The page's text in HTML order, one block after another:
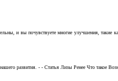
и вы почувствуете многие улучшения, такие
развития. - - Статья Лизы Ренее Что такое